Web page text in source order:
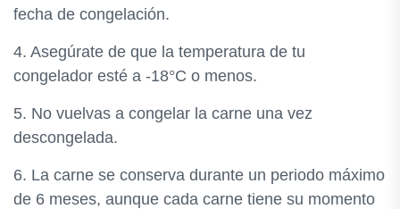
fecha de congelación.
4. Asegúrate de que la temperatura de tu
congelador esté a -18°C o menos.
5. No vuelvas a congelar la carne una vez
descongelada.
6. La carne se conserva durante un periodo máximo
de 6 meses, aunque cada carne tiene su momento